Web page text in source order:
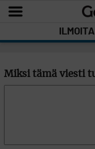
Miksi tämä viesti